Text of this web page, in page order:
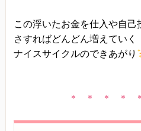
この浮いたお金を仕入や自己
さすればどんどん増えていく
ナイスサイクルのできあがり
＊ ＊ ＊ ＊